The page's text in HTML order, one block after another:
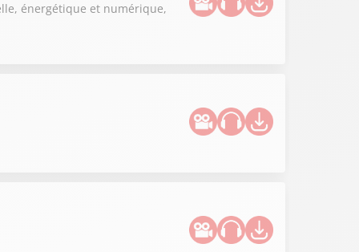
énergétique et numérique,